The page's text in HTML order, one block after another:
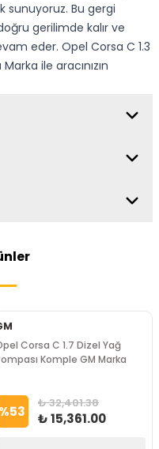
sunuyoruz. Bu gergi
gerilimde kalır ve
eder. Opel Corsa C 1.3
ile aracınızın
Corsa C 1.7 Dizel Yağ
Komple GM Marka
%53 ₺ 32,401.38
₺ 15,361.00